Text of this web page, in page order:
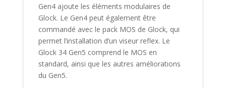
Gen4 ajoute les éléments modulaires de
Glock. Le Gen4 peut également être
commandé avec le pack MOS de Glock, qui
permet l’installation d’un viseur reflex. Le
Glock 34 Gen5 comprend le MOS en
standard, ainsi que les autres améliorations
du Gen5.